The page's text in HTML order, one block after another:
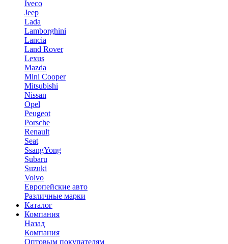
Iveco
Jeep
Lada
Lamborghini
Lancia
Land Rover
Lexus
Mazda
Mini Cooper
Mitsubishi
Nissan
Opel
Peugeot
Porsche
Renault
Seat
SsangYong
Subaru
Suzuki
Volvo
Европейские авто
Различные марки
Каталог
Компания
Назад
Компания
Оптовым покупателям